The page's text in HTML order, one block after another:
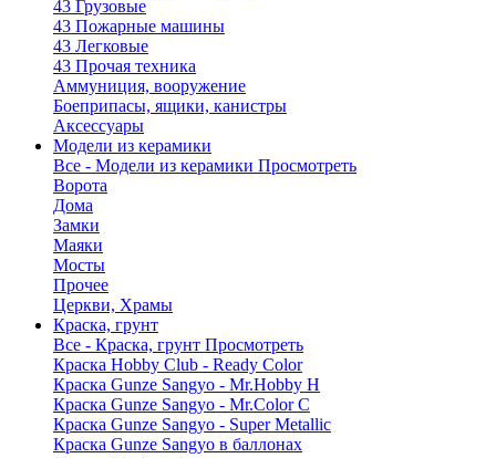
43 Грузовые
43 Пожарные машины
43 Легковые
43 Прочая техника
Аммуниция, вооружение
Боеприпасы, ящики, канистры
Аксессуары
Модели из керамики
Все - Модели из керамики Просмотреть
Ворота
Дома
Замки
Маяки
Мосты
Прочее
Церкви, Храмы
Краска, грунт
Все - Краска, грунт Просмотреть
Краска Hobby Club - Ready Color
Краска Gunze Sangyo - Mr.Hobby H
Краска Gunze Sangyo - Mr.Color C
Краска Gunze Sangyo - Super Metallic
Краска Gunze Sangyo в баллонах